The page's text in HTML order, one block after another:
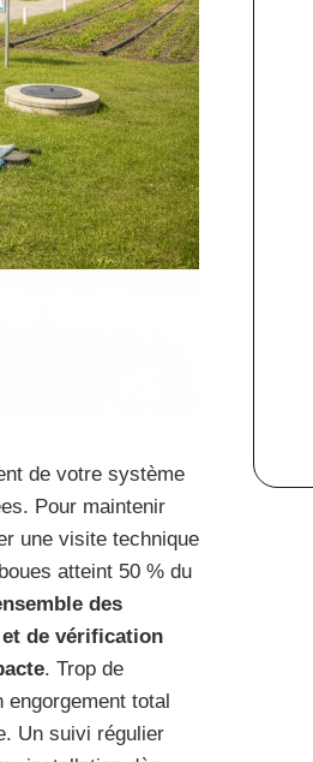
de votre système
Pour maintenir
une visite technique
atteint 50 % du
des
de vérification
. Trop de
engorgement total
Un suivi régulier